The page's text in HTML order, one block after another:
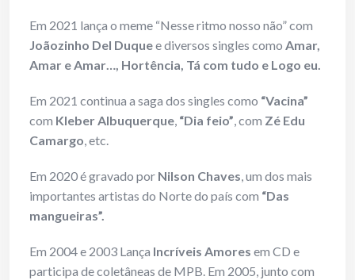
Em 2021 lança o meme “Nesse ritmo nosso não” com
Joãozinho Del Duquee diversos singles como Amar,
Amar e Amar…, Hortência, Tá com tudo e Logo eu.
Em 2021 continua a saga dos singles como “Vacina”
com Kleber Albuquerque, “Dia feio”, com Zé Edu
Camargo, etc.
Em 2020 é gravado por Nilson Chaves, um dos mais
importantes artistas do Norte do país com “Das
mangueiras”.
Em 2004 e 2003 Lança Incríveis Amores em CD e
participa de coletâneas de MPB. Em 2005, junto com